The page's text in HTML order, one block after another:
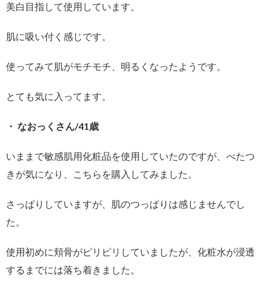
美白目指して使用しています。
肌に吸い付く感じです。
使ってみて肌がモチモチ、明るくなったようです。
とても気に入ってます。
・ なおっくさん/41歳
いままで敏感肌用化粧品を使用していたのですが、べたつ
きが気になり、こちらを購入してみました。
さっぱりしていますが、肌のつっぱりは感じませんでし
た。
使用初めに頬骨がピリピリしていましたが、化粧水が浸透
するまでには落ち着きました。